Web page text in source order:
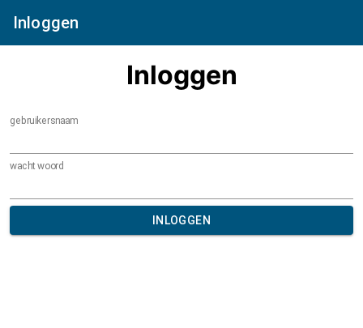
Inloggen
Inloggen
gebruikersnaam
wachtwoord
INLOGGEN